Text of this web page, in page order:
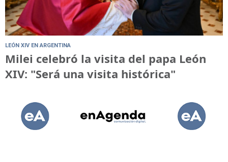
LEÓN XIV EN ARGENTINA
Milei celebró la visita del papa León
XIV: "Será una visita histórica"